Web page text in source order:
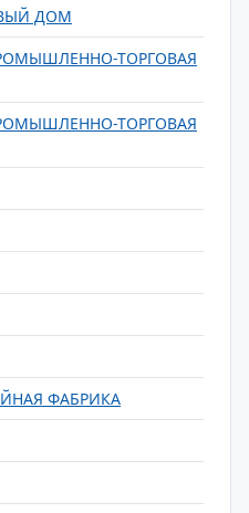
ДОМ
ТОРГОВАЯ
ТОРГОВАЯ
ФАБРИКА